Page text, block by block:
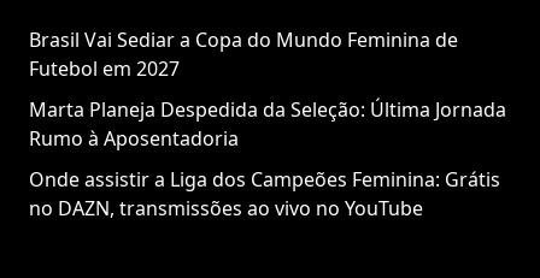
Brasil Vai Sediar a Copa do Mundo Feminina de
Futebol em 2027
Marta Planeja Despedida da Seleção: Última Jornada
Rumo à Aposentadoria
Onde assistir a Liga dos Campeões Feminina: Grátis
no DAZN, transmissões ao vivo no YouTube